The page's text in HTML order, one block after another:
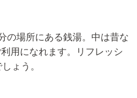
の場所にある銭湯。中は昔な
用になれます。リフレッシ
ょう。